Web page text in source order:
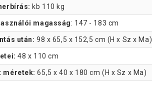
kb 110 kg
magasság: 147 - 183 cm
után: 98 x 65,5 x 152,5 cm (H x Sz x Ma)
48 x 110 cm
méretek: 65,5 x 40 x 180 cm (H x Sz x Ma)